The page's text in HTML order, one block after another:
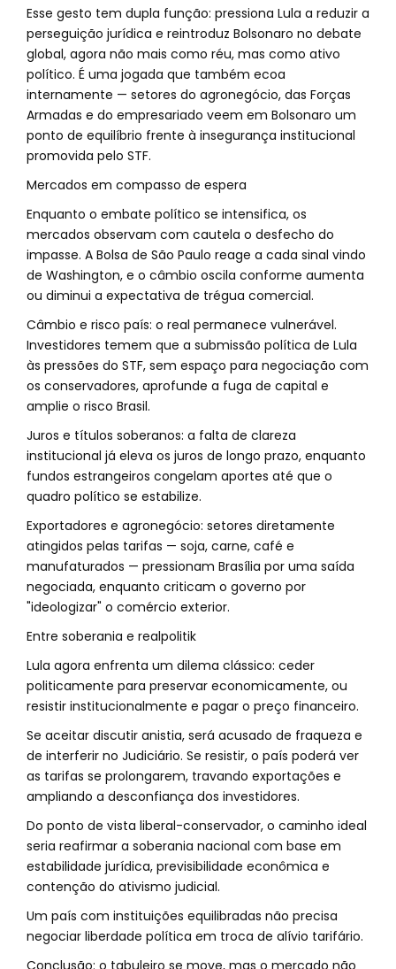
Esse gesto tem dupla função: pressiona Lula a reduzir a
perseguição jurídica e reintroduz Bolsonaro no debate
global, agora não mais como réu, mas como ativo
político. É uma jogada que também ecoa
internamente — setores do agronegócio, das Forças
Armadas e do empresariado veem em Bolsonaro um
ponto de equilíbrio frente à insegurança institucional
promovida pelo STF.
Mercados em compasso de espera
Enquanto o embate político se intensifica, os
mercados observam com cautela o desfecho do
impasse. A Bolsa de São Paulo reage a cada sinal vindo
de Washington, e o câmbio oscila conforme aumenta
ou diminui a expectativa de trégua comercial.
Câmbio e risco país: o real permanece vulnerável.
Investidores temem que a submissão política de Lula
às pressões do STF, sem espaço para negociação com
os conservadores, aprofunde a fuga de capital e
amplie o risco Brasil.
Juros e títulos soberanos: a falta de clareza
institucional já eleva os juros de longo prazo, enquanto
fundos estrangeiros congelam aportes até que o
quadro político se estabilize.
Exportadores e agronegócio: setores diretamente
atingidos pelas tarifas — soja, carne, café e
manufaturados — pressionam Brasília por uma saída
negociada, enquanto criticam o governo por
"ideologizar" o comércio exterior.
Entre soberania e realpolitik
Lula agora enfrenta um dilema clássico: ceder
politicamente para preservar economicamente, ou
resistir institucionalmente e pagar o preço financeiro.
Se aceitar discutir anistia, será acusado de fraqueza e
de interferir no Judiciário. Se resistir, o país poderá ver
as tarifas se prolongarem, travando exportações e
ampliando a desconfiança dos investidores.
Do ponto de vista liberal-conservador, o caminho ideal
seria reafirmar a soberania nacional com base em
estabilidade jurídica, previsibilidade econômica e
contenção do ativismo judicial.
Um país com instituições equilibradas não precisa
negociar liberdade política em troca de alívio tarifário.
Conclusão: o tabuleiro se move, mas o mercado não